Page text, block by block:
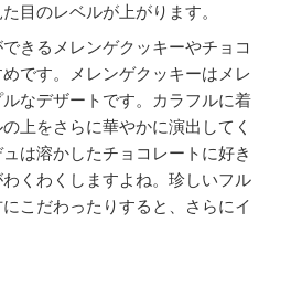
目のレベルが上がります。
きるメレンゲクッキーやチョコ
です。メレンゲクッキーはメレ
なデザートです。カラフルに着
上をさらに華やかに演出してく
は溶かしたチョコレートに好き
くわくしますよね。珍しいフル
こだわったりすると、さらにイ